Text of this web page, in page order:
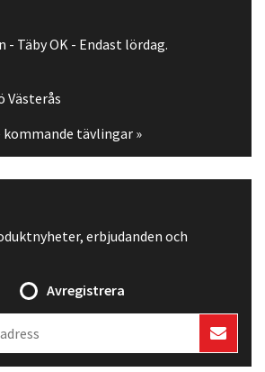
- Täby OK - Endast lördag.
Västerås
kommande tävlingar »
erbjudanden och
Avregistrera